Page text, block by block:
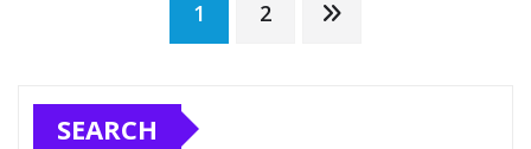
pagination
1 2
SEARCH